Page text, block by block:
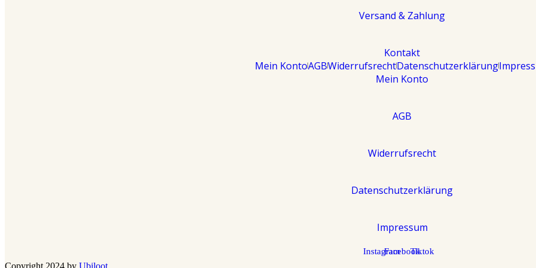
Versand & Zahlung
Kontakt
Mein KontoAGBWiderrufsrechtDatenschutzerklärung
Mein Konto
AGB
Widerrufsrecht
Datenschutzerklärung
Impressum
InstagramFacebookTiktok
Copyright 2024 by Ubiloot